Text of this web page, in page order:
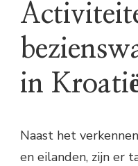
in
Naast het
en eilanden, zijn er